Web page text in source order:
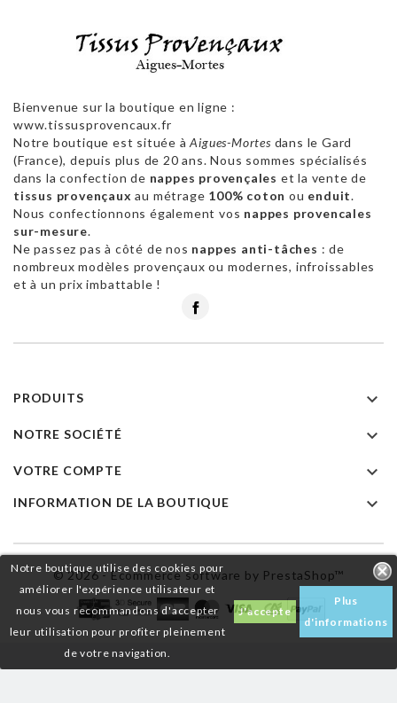
Notre boutique utilise des cookies pour
améliorer l'expérience utilisateur et
nous vous recommandons d'accepter
leur utilisation pour profiter pleinement
de votre navigation.
J'accepte
Plus
d'informations
Bienvenue sur la boutique en ligne :
www.tissusprovencaux.fr
Notre boutique est située àAigues-Mortes dans le Gard
(France), depuis plus de 20 ans. Nous sommes spécialisés
dans la confection de nappes provençales et la vente de
tissus provençaux au métrage 100% coton ou enduit.
Nous confectionnons également vos nappes provencales
sur-mesure.
Ne passez pas à côté de nos nappes anti-tâches : de
nombreux modèles provençaux ou modernes, infroissables
et à un prix imbattable !
PRODUITS 
NOTRE SOCIÉTÉ 
VOTRE COMPTE 
INFORMATION DE LA BOUTIQUE 
© 2026 - Ecommerce software by PrestaShop™